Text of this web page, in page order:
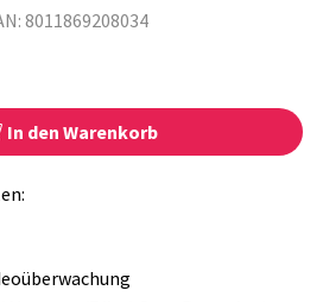
8011869208034
In den Warenkorb